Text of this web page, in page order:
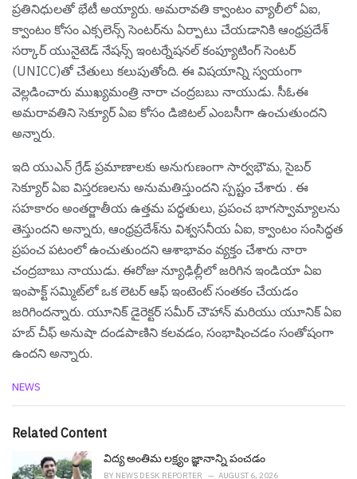
ప్ర‌తినిధుల‌తో భేటీ అయ్యారు. అమరావతి క్వాంటం వ్యాలీలో ఏఐ,
క్వాంటం కోసం ఎక్సలెన్స్ సెంటర్‌ను ఏర్పాటు చేయడానికి ఆంధ్రప్రదేశ్
స‌ర్కార్ యునైటెడ్ నేషన్స్ ఇంటర్నేషనల్ కంప్యూటింగ్ సెంటర్
(UNICC)తో చేతులు కలుపుతోంది. ఈ విష‌యాన్ని స్వ‌యంగా
వెల్ల‌డించారు ముఖ్య‌మంత్రి నారా చంద్ర‌బ‌బు నాయుడు. సీఓఈ
అమరావతిని సెక్యూర్ ఏఐ కోసం డిజిటల్ ఎంబసీగా ఉంచుతుంద‌ని
అన్నారు.
ఇది యుఎన్ గ్రేడ్ ప్రమాణాలకు అనుగుణంగా సార్వభౌమ, సైబర్
సెక్యూర్ ఏఐ విస్తరణలను అనుమతిస్తుందని స్ప‌ష్టం చేశారు . ఈ
సహకారం అంతర్జాతీయ ఉత్తమ పద్ధతులు, ప్రపంచ భాగస్వామ్యాలను
తెస్తుందని అన్నారు, ఆంధ్రప్రదేశ్‌ను విశ్వసనీయ ఏఐ, క్వాంటం సంసిద్ధత
ప్రపంచ పటంలో ఉంచుతుంద‌ని ఆశాభావం వ్య‌క్తం చేశారు నారా
చంద్ర‌బాబు నాయుడు. ఈరోజు న్యూఢిల్లీలో జరిగిన ఇండియా ఏఐ
ఇంపాక్ట్ సమ్మిట్‌లో ఒక లెటర్ ఆఫ్ ఇంటెంట్ సంతకం చేయడం
జ‌రిగింద‌న్నారు. యూనిక్ డైరెక్టర్ సమీర్ చౌహాన్ మరియు యూనిక్ ఏఐ
హబ్ చీఫ్ అనుషా దండపాణిని కలవడం, సంభాషించడం సంతోషంగా
ఉందని అన్నారు.
C
e
r
NEWS
Related Content
విద్య అంతిమ లక్ష్యం జ్ఞానాన్ని పంచడం
BY NEWS DESK REPORTER AUGUST 6, 2026